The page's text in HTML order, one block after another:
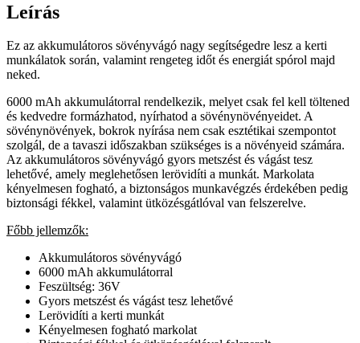
Leírás
Ez az akkumulátoros sövényvágó nagy segítségedre lesz a kerti
munkálatok során, valamint rengeteg időt és energiát spórol majd
neked.
6000 mAh akkumulátorral rendelkezik, melyet csak fel kell töltened
és kedvedre formázhatod, nyírhatod a sövénynövényeidet. A
sövénynövények, bokrok nyírása nem csak esztétikai szempontot
szolgál, de a tavaszi időszakban szükséges is a növényeid számára.
Az akkumulátoros sövényvágó gyors metszést és vágást tesz
lehetővé, amely meglehetősen lerövidíti a munkát. Markolata
kényelmesen fogható, a biztonságos munkavégzés érdekében pedig
biztonsági fékkel, valamint ütközésgátlóval van felszerelve.
Főbb jellemzők:
Akkumulátoros sövényvágó
6000 mAh akkumulátorral
Feszültség: 36V
Gyors metszést és vágást tesz lehetővé
Lerövidíti a kerti munkát
Kényelmesen fogható markolat